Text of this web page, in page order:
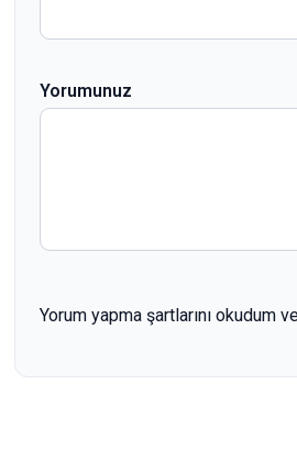
Yorumunuz
Yorum yapma şartlarını okudum